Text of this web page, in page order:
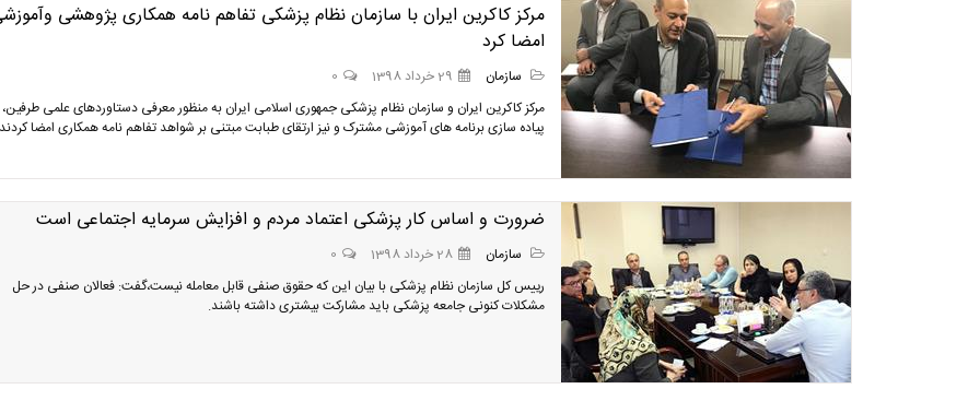
مرکز کاکرین ایران با سازمان نظام پزشکی تفاهم نامه همکاری پژوهشی
امضا کرد
سازمان 29 خرداد 1398
0
مرکز کاکرین ایران و سازمان نظام پزشکی جمهوری اسلامی ایران به منظور معرفی دستاوردهای علمی طرفین،
پیاده­ سازی برنامه­ های آموزشی مشترک و نیز ارتقای طبابت مبتنی بر شواهد تفاهم نامه همکاری امضا
ضرورت و اساس کار پزشکی اعتماد مردم و افزایش سرمایه اجتماعی است
سازمان 28 خرداد 1398
0
رییس کل سازمان نظام پزشکی با بیان این که حقوق صنفی قابل معامله نیست،گفت: فعالان صنفی در حل
مشکلات کنونی جامعه پزشکی باید مشارکت بیشتری داشته باشند.